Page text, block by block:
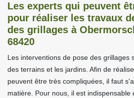
Les experts qui peuvent
pour réaliser les travaux
des grillages à
68420
Les interventions de pose des grillages
des terrains et les jardins. Afin de
peuvent être très compliquées, il faut
matière. Pour nous, il est indispensable